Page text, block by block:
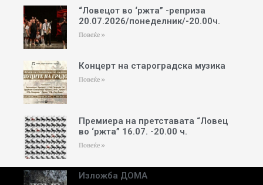
“Ловецот во ‘ржта” -реприза
20.07.2026/понеделник/-20.00ч.
Повеќе »
Концерт на староградска музика
Повеќе »
Премиера на претставата “Ловец
во ‘ржта” 16.07. -20.00 ч.
Повеќе »
Изложба ДОМА